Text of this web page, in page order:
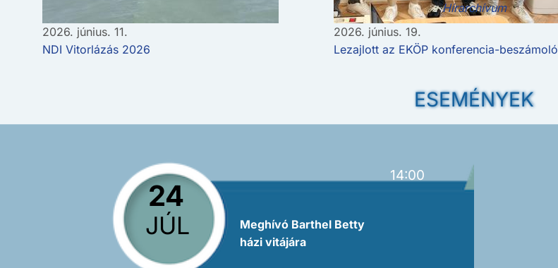
2026. június. 11.
NDI Vitorlázás 2026
2026. június. 19.
Lezajlott az EKÖP konferencia-beszámoló
Hírarchívum
ESEMÉNYEK
14:00
24
JÚL
Meghívó Barthel Betty
házi vitájára